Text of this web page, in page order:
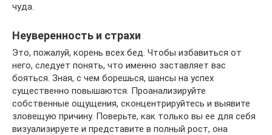
чуда.
Неуверенность и страхи
Это, пожалуй, корень всех бед. Чтобы избавиться от
него, следует понять, что именно заставляет вас
бояться. Зная, с чем борешься, шансы на успех
существенно повышаются. Проанализируйте
собственные ощущения, сконцентрируйтесь и выявите
зловещую причину. Поверьте, как только вы ее для себя
визуализируете и представите в полный рост, она